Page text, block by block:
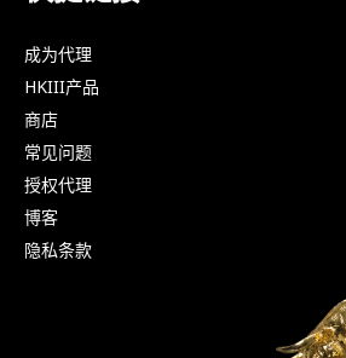
成为代理
HKIII产品
商店
常见问题
授权代理
博客
隐私条款